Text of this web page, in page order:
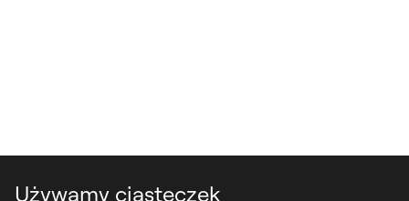
Używamy ciasteczek